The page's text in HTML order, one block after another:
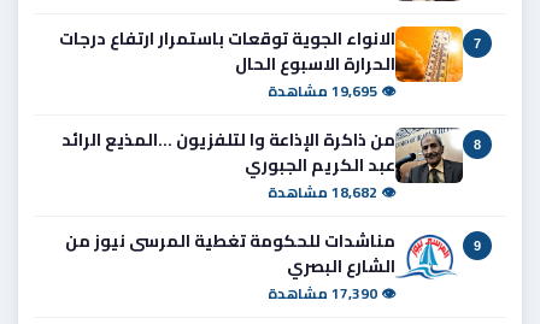
7
الانواء الجوية توقعات باستمرار ارتفاع درجات
الحرارة الاسبوع الحال
👁 19,695 مشاهدة
8
من ذاكرة الإذاعة وا لتلفزيون ...المذيع الرائد
عبد الكريم الجبوري
👁 18,682 مشاهدة
9
مناشدات للحكومة تغطية المرسى نيوز من
الشارع البصري
👁 17,390 مشاهدة